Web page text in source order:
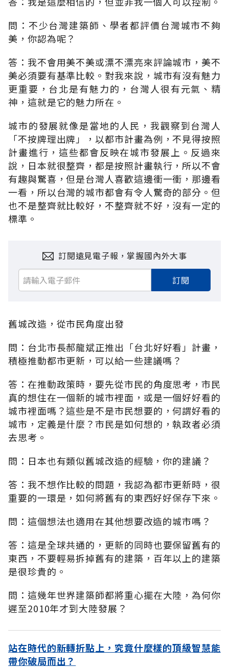
問：不少台灣建築師、學者都評價台灣城市不夠
美，你認為呢？
答：我不會用美不美或漂不漂亮來評論城市，美不
美必須要有基準比較。對我來說，城市有沒有魅力
更重要，台北是有魅力的，台灣人很有元氣、精
神，這就是它的魅力所在。
城市的發展就像是當地的人民，我觀察到台灣人
「不按牌理出牌」，以都市計畫為例，不見得按照
計畫進行，這些都會反映在城市發展上。反過來
說，日本就很整齊，都是按照計畫執行，所以不會
有趣與驚喜，但是台灣人喜歡這邊衝一衝，那邊看
一看，所以台灣的城市都會有令人驚奇的部分。但
也不是整齊就比較好，不整齊就不好，沒有一定的
標準。
訂閱遠見電子報，掌握國內外大事
訂閱
舊城改造，從市民角度出發
問：台北市長郝龍斌正推出「台北好好看」計畫，
積極推動都市更新，可以給一些建議嗎？
答：在推動政策時，要先從市民的角度思考，市民
真的想住在一個新的城市裡面，或是一個好好看的
城市裡面嗎？這些是不是市民想要的，何謂好看的
城市，定義是什麼？市民是如何想的，執政者必須
去思考。
問：日本也有類似舊城改造的經驗，你的建議？
答：我不想作比較的問題，我認為都市更新時，很
重要的一環是，如何將舊有的東西好好保存下來。
問：這個想法也適用在其他想要改造的城市嗎？
答：這是全球共通的，更新的同時也要保留舊有的
東西，不要輕易拆掉舊有的建築，百年以上的建築
是很珍貴的。
問：這幾年世界建築師都將重心擺在大陸，為何你
遲至2010年才到大陸發展？
站在時代的新轉折點上，究竟什麼樣的頂級智慧能
帶你破局而出？